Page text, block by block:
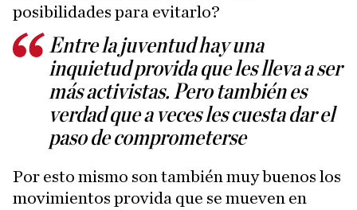
posibilidades para evitarlo?
Entre la juventud hay una
inquietud provida que les lleva a ser
más activistas. Pero también es
verdad que a veces les cuesta dar el
paso de comprometerse
Por esto mismo son también muy buenos los
movimientos provida que se mueven en